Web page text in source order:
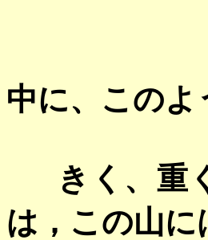
中に、このよ
きく、重
は，この山